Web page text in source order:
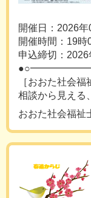
開催日：2026年
開催時間：19時
申込締切：2026
［おおた社会福
相談から見える
おおた社会福祉